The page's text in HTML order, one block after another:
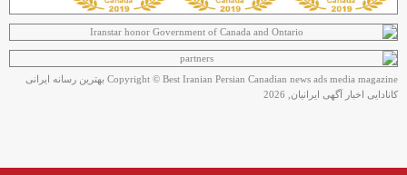
Copyright © Best Iranian Persian Canadian news ads media magazine بهترین رسانه ایرانی
کانادایی اخبار آگهی ایرانیان, 2026